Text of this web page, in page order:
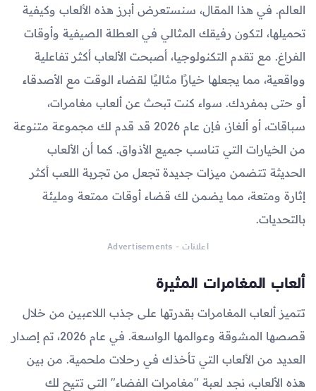
العالم. في هذا المقال، سنستعرض أبرز هذه الألعاب وكيفية
تحميلها، لتكون رفيقك المثالي في العطلة الصيفية وأوقات
الفراغ. مع تقدم التكنولوجيا، أصبحت الألعاب أكثر تفاعلية
وواقعية، مما يجعلها خيارًا مثاليًا لقضاء الوقت مع الأصدقاء
أو حتى بمفردك. سواء كنت تبحث عن ألعاب مغامرات،
سباقات، أو ألغاز، فإن عام 2026 قد قدم لك مجموعة متنوعة
من الخيارات التي تناسب جميع الأذواق. كما أن الألعاب
الحديثة تتضمن ميزات جديدة تجعل من تجربة اللعب أكثر
إثارة ومتعة، مما يضمن لك قضاء أوقات ممتعة ومليئة
بالتحديات.
اعلانات - Advertisements
ألعاب المغامرات المثيرة
تتميز ألعاب المغامرات بقدرتها على جذب اللاعبين من خلال
قصصها المشوقة وعوالمها الواسعة. في عام 2026، تم إصدار
العديد من الألعاب التي تأخذك في رحلات ملحمية. من بين
هذه الألعاب، نجد لعبة "مغامرات الفضاء" التي تتيح لك